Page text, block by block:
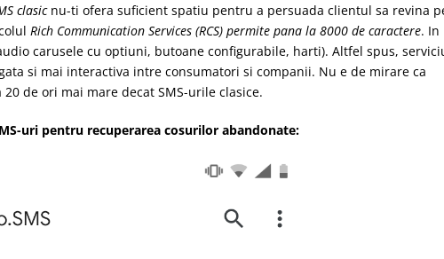
clasicnu-ti ofera suficient spatiu pentru a persuada clientul sa revina
Rich Communication Services (RCS) permite pana la 8000 de caractere. In
carusele cu optiuni, butoane configurabile, harti). Altfel spus,
si mai interactiva intre consumatori si companii. Nu e de mirare ca
de ori mai mare decat SMS-urile clasice.
uri pentru recuperarea cosurilor abandonate: